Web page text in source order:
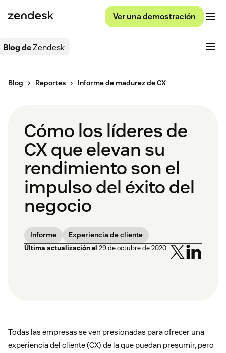
Ver una demostración
Blog deZendesk
Blog Reportes Informe de madurez de CX
Cómo los líderes de
CX que elevan su
rendimiento son el
impulso del éxito del
negocio
Informe Experiencia de cliente
Última actualización el 29 de octubre de 2020
Todas las empresas se ven presionadas para ofrecer una
experiencia del cliente (CX) de la que puedan presumir, pero